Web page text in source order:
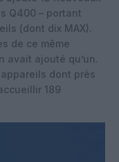
Q400 – portant
(dont dix MAX).
de ce même
avait ajouté qu’un.
dont près
189